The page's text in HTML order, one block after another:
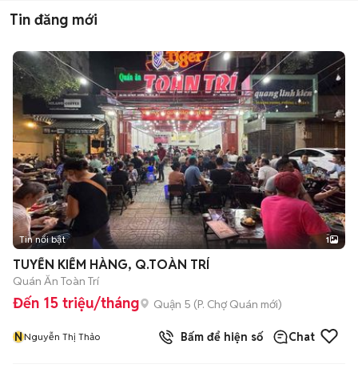
Tin đăng mới
Tin nổi bật 1
TUYỂN KIỂM HÀNG, Q.TOÀN TRÍ
Quán Ăn Toàn Trí
Đến 15 triệu/tháng Quận 5 (P. Chợ Quán mới)
NNguyễn Thị Thảo Bấm để hiện số Chat